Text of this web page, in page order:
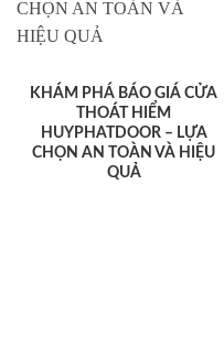
KHÁM PHÁ BÁO GIÁ CỬA
THOÁT HIỂM
HUYPHATDOOR – LỰA
CHỌN AN TOÀN VÀ HIỆU
QUẢ